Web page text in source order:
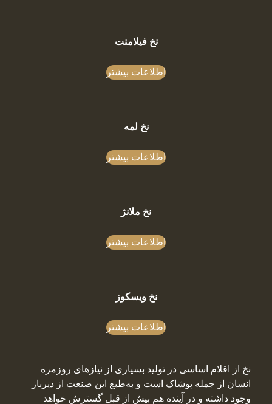
نخ فیلامنت
اطلاعات بیشتر
نخ لمه
اطلاعات بیشتر
نخ ملانژ
اطلاعات بیشتر
نخ ویسکوز
اطلاعات بیشتر
نخ از اقلام اساسی در تولید بسیاری از نیازهای روزمره
انسان از جمله پوشاک است و به‌طبع این صنعت از دیرباز
وجود داشته و در آینده هم بیش از قبل گسترش خواهد